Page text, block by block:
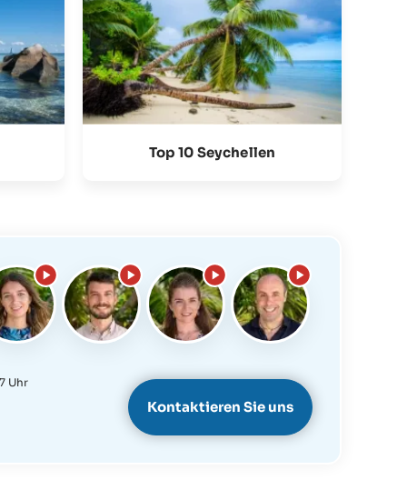
Top 10 Seychellen
Uhr
Kontaktieren Sie uns